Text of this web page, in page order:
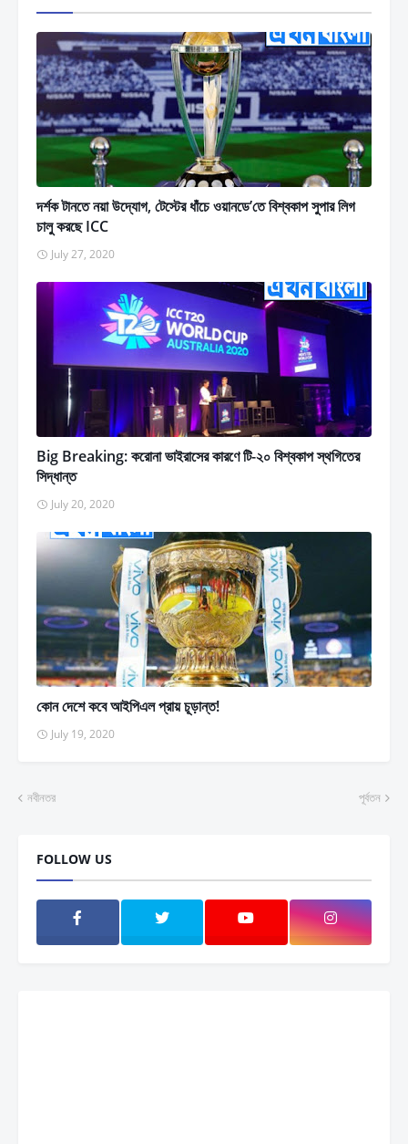
দর্শক টানতে নয়া উদ্যোগ, টেস্টের ধাঁচে ওয়ানডে’তে বিশ্বকাপ সুপার লিগ
চালু করছে ICC
July 27, 2020
Big Breaking: করোনা ভাইরাসের কারণে টি-২০ বিশ্বকাপ স্থগিতের
সিদ্ধান্ত
July 20, 2020
কোন দেশে কবে আইপিএল প্রায় চূড়ান্ত!
July 19, 2020
নবীনতর পূর্বতন
FOLLOW US